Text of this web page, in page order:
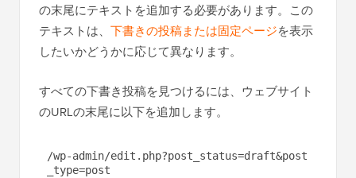
の末尾にテキストを追加する必要があります。この
テキストは、 下書きの投稿または固定ページを表示
したいかどうかに応じて異なります。
すべての下書き投稿を見つけるには、ウェブサイト
のURLの末尾に以下を追加します。
/wp-admin/edit.php?post_status=draft&post
_type=post